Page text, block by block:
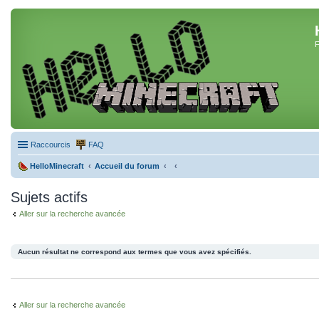
Raccourcis FAQ
HelloMinecraft Accueil du forum
Sujets actifs
Aller sur la recherche avancée
Aucun résultat ne correspond aux termes que vous avez spécifiés.
Aller sur la recherche avancée